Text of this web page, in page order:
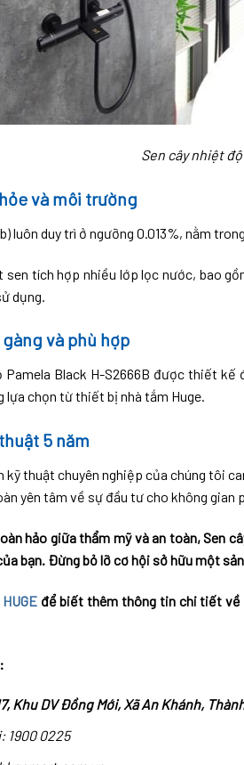
Sen cây nhiệt
và môi trường
luôn duy trì ở ngưỡng 0.013%, nằm
sen tích hợp nhiều lớp lọc nước, bao
dụng.
và phù hợp
Pamela Black H-S2666B được thiết
lựa chọn từ thiết bị nhà tắm Huge.
5 năm
kỹ thuật chuyên nghiệp của chúng tôi
yên tâm về sự đầu tư cho không gian
hảo giữa thẩm mỹ và an toàn, Sen
bạn. Đừng bỏ lỡ cơ hội sở hữu một
HUGEđể biết thêm thông tin chi tiết về
Khu DV Đồng Mới, Xã An Khánh,
1900 0225